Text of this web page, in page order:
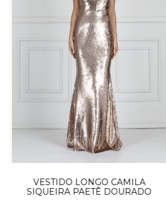
VESTIDO LONGO CAMILA
SIQUEIRA PAETÊ DOURADO